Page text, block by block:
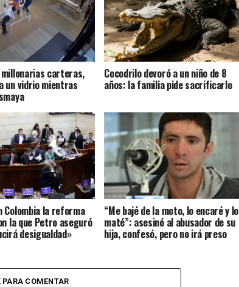
carteras,
un vidrio mientras
Cocodrilo devoró a un niño de 8
años: la familia pide sacrificarlo
Colombia la reforma
la que Petro aseguró
desigualdad»
“Me bajé de la moto, lo encaré y lo
maté”: asesinó al abusador de su
hija, confesó, pero no irá preso
PARA COMENTAR